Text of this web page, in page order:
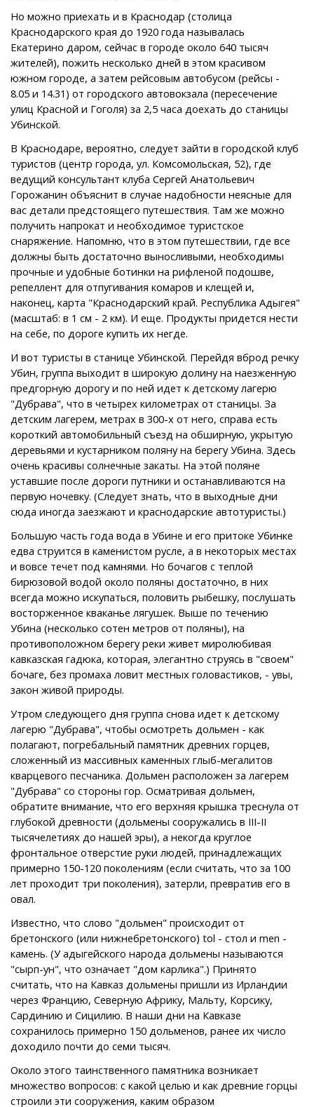
Но можно приехать и в Краснодар (столица
Краснодарского края до 1920 года называлась
Екатерино даром, сейчас в городе около 640 тысяч
жителей), пожить несколько дней в этом красивом
южном городе, а затем рейсовым автобусом (рейсы -
8.05 и 14.31) от городского автовокзала (пересечение
улиц Красной и Гоголя) за 2,5 часа доехать до станицы
Убинской.
В Краснодаре, вероятно, следует зайти в городской клуб
туристов (центр города, ул. Комсомольская, 52), где
ведущий консультант клуба Сергей Анатольевич
Горожанин объяснит в случае надобности неясные для
вас детали предстоящего путешествия. Там же можно
получить напрокат и необходимое туристское
снаряжение. Напомню, что в этом путешествии, где все
должны быть достаточно выносливыми, необходимы
прочные и удобные ботинки на рифленой подошве,
репеллент для отпугивания комаров и клещей и,
наконец, карта "Краснодарский край. Республика Адыгея"
(масштаб: в 1 см - 2 км). И еще. Продукты придется нести
на себе, по дороге купить их негде.
И вот туристы в станице Убинской. Перейдя вброд речку
Убин, группа выходит в широкую долину на наезженную
предгорную дорогу и по ней идет к детскому лагерю
"Дубрава", что в четырех километрах от станицы. За
детским лагерем, метрах в 300-х от него, справа есть
короткий автомобильный съезд на обширную, укрытую
деревьями и кустарником поляну на берегу Убина. Здесь
очень красивы солнечные закаты. На этой поляне
уставшие после дороги путники и останавливаются на
первую ночевку. (Следует знать, что в выходные дни
сюда иногда заезжают и краснодарские автотуристы.)
Большую часть года вода в Убине и его притоке Убинке
едва струится в каменистом русле, а в некоторых местах
и вовсе течет под камнями. Но бочагов с теплой
бирюзовой водой около поляны достаточно, в них
всегда можно искупаться, половить рыбешку, послушать
восторженное кваканье лягушек. Выше по течению
Убина (несколько сотен метров от поляны), на
противоположном берегу реки живет миролюбивая
кавказская гадюка, которая, элегантно струясь в "своем"
бочаге, без промаха ловит местных головастиков, - увы,
закон живой природы.
Утром следующего дня группа снова идет к детскому
лагерю "Дубрава", чтобы осмотреть дольмен - как
полагают, погребальный памятник древних горцев,
сложенный из массивных каменных глыб-мегалитов
кварцевого песчаника. Дольмен расположен за лагерем
"Дубрава" со стороны гор. Осматривая дольмен,
обратите внимание, что его верхняя крышка треснула от
глубокой древности (дольмены сооружались в III-II
тысячелетиях до нашей эры), а некогда круглое
фронтальное отверстие руки людей, принадлежащих
примерно 150-120 поколениям (если считать, что за 100
лет проходит три поколения), затерли, превратив его в
овал.
Известно, что слово "дольмен" происходит от
бретонского (или нижнебретонского) tol - стол и men -
камень. (У адыгейского народа дольмены называются
"сырп-ун", что означает "дом карлика".) Принято
считать, что на Кавказ дольмены пришли из Ирландии
через Францию, Северную Африку, Мальту, Корсику,
Сардинию и Сицилию. В наши дни на Кавказе
сохранилось примерно 150 дольменов, ранее их число
доходило почти до семи тысяч.
Около этого таинственного памятника возникает
множество вопросов: с какой целью и как древние горцы
строили эти сооружения, каким образом